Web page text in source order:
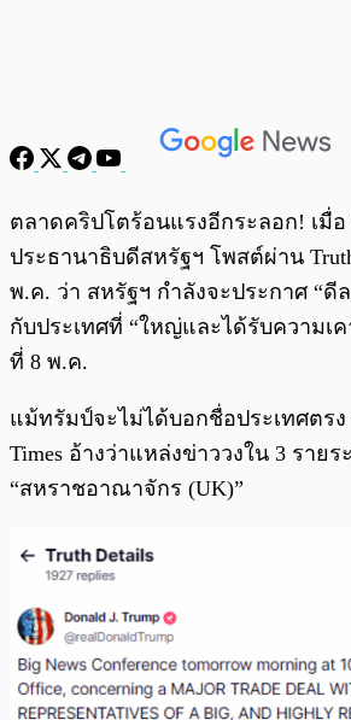
พร้อมเล่น
ตลาดคริปโตร้อนแรงอีกระลอก! เมื่
ประธานาธิบดีสหรัฐฯ โพสต์ผ่าน
พ.ค. ว่า สหรัฐฯ กำลังจะประกาศ “ดี
กับประเทศที่ “ใหญ่และได้รับความเ
ที่ 8 พ.ค.
แม้ทรัมป์จะไม่ได้บอกชื่อประเทศตรง
Times อ้างว่าแหล่งข่าววงใน 3 ราย
“สหราชอาณาจักร (UK)”